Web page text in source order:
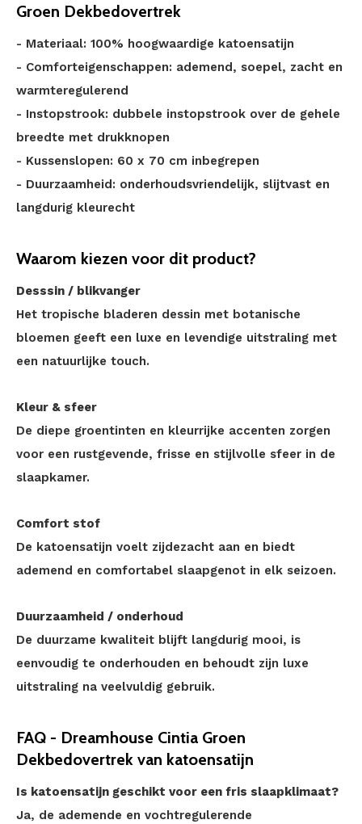
Groen Dekbedovertrek
- Materiaal: 100% hoogwaardige katoensatijn
- Comforteigenschappen: ademend, soepel, zacht en
warmteregulerend
- Instopstrook: dubbele instopstrook over de gehele
breedte met drukknopen
- Kussenslopen: 60 x 70 cm inbegrepen
- Duurzaamheid: onderhoudsvriendelijk, slijtvast en
langdurig kleurecht
Waarom kiezen voor dit product?
Desssin / blikvanger
Het tropische bladeren dessin met botanische
bloemen geeft een luxe en levendige uitstraling met
een natuurlijke touch.
Kleur & sfeer
De diepe groentinten en kleurrijke accenten zorgen
voor een rustgevende, frisse en stijlvolle sfeer in de
slaapkamer.
Comfort stof
De katoensatijn voelt zijdezacht aan en biedt
ademend en comfortabel slaapgenot in elk seizoen.
Duurzaamheid / onderhoud
De duurzame kwaliteit blijft langdurig mooi, is
eenvoudig te onderhouden en behoudt zijn luxe
uitstraling na veelvuldig gebruik.
FAQ - Dreamhouse Cintia Groen
Dekbedovertrek van katoensatijn
Is katoensatijn geschikt voor een fris slaapklimaat?
Ja, de ademende en vochtregulerende